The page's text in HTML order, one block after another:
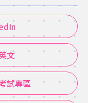
文
試專區